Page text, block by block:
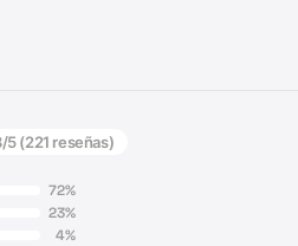
/5 (221 reseñas)
72%
23%
4%